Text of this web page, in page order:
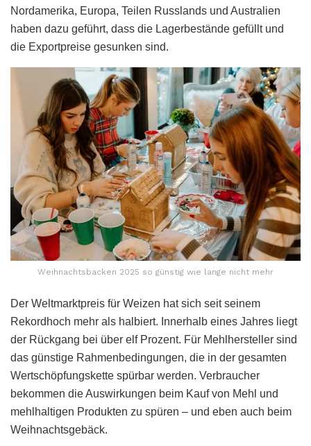
Nordamerika, Europa, Teilen Russlands und Australien
haben dazu geführt, dass die Lagerbestände gefüllt und
die Exportpreise gesunken sind.
Weihnachtsbacken 2025 so günstig wie lange nicht mehr
Der Weltmarktpreis für Weizen hat sich seit seinem
Rekordhoch mehr als halbiert. Innerhalb eines Jahres liegt
der Rückgang bei über elf Prozent. Für Mehlhersteller sind
das günstige Rahmenbedingungen, die in der gesamten
Wertschöpfungskette spürbar werden. Verbraucher
bekommen die Auswirkungen beim Kauf von Mehl und
mehlhaltigen Produkten zu spüren – und eben auch beim
Weihnachtsgebäck.